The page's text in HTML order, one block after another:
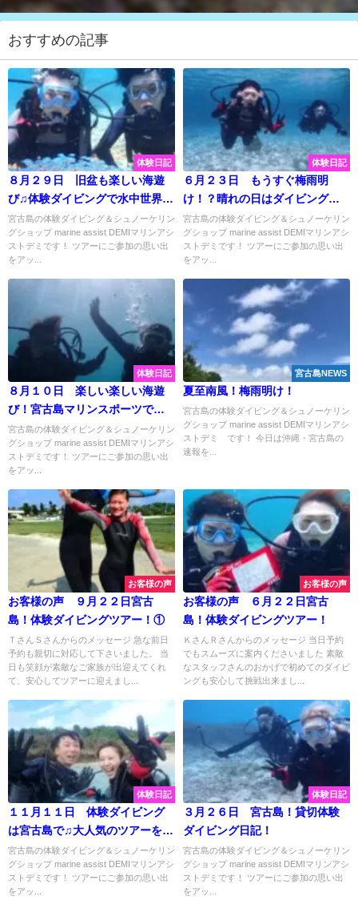
おすすめの記事
体験日記
８月２９日 旧盆も楽しい海遊
び♫体験ダイビングで水中世界へ
♡
宮古島の体験ダイビング＆シュノーケリン
グショップ marine assist DEMIマリンアシ
ストデミです！ ツアーにご参加の思い出
をアッ...
体験日記
６月２３日 もうすぐ梅雨明
け！？晴れの日はダイビングで
決まりー♫
宮古島の体験ダイビング＆シュノーケリン
グショップ marine assist DEMIマリンアシ
ストデミです！ ツアーにご参加の思い出
をアッ...
体験日記
８月１０日 楽しい楽しい海遊
び！宮古島マリンスポーツで最
高の思い出作ってきましたよ♪
宮古島の体験ダイビング＆シュノーケリン
グショップ marine assist DEMIマリンアシ
ストデミです！ ツアーにご参加の思い出
をアッ...
宮古島NEWS
夏至南風！梅雨明け！
宮古島の体験ダイビング＆シュノーケリン
グショップ marine assist DEMIマリンアシ
ストデミ です！ 今日は沖縄・宮古島の
速報を...
お客様の声
お客様の声 ９月２２日宮古
島！体験ダイビングツアー！①
ＴさんＳさんからのメッセージ 急な前日
予約も親切に対応して下さいました。 当
日も笑顔が素敵なご家族が出迎えてくれ
て、安心してツアーに迎えまし...
お客様の声
お客様の声 ６月２２日宮古
島！体験ダイビングツアー！
ＫさんＲさんからのメッセージ 当日予約
でもスムーズに案内くださいました 素敵
なスタッフさんのおかげで初めてのダイビ
ングも安心して挑戦出来まし...
体験日記
１１月１１日 体験ダイビング
は宮古島で♫大人気のツアーをい
っぱい楽しんできました♡
宮古島の体験ダイビング＆シュノーケリン
グショップ marine assist DEMIマリンアシ
ストデミです！ ツアーにご参加の思い出
をアッ...
体験日記
３月２６日 宮古島！貸切体験
ダイビング日記！
宮古島の体験ダイビング＆シュノーケリン
グショップ marine assist DEMIマリンアシ
ストデミです！ ツアーにご参加の思い出
をアッ...